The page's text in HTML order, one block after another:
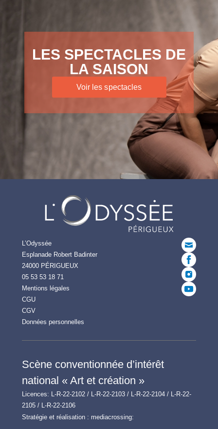
LES SPECTACLES DE
LA SAISON
Voir les spectacles
L’Odyssée
Esplanade Robert Badinter
24000 PÉRIGUEUX
05 53 53 18 71
Mentions légales
CGU
CGV
Données personnelles
Scène conventionnée d’intérêt
national « Art et création »
Licences: L-R-22-2102 / L-R-22-2103 / L-R-22-2104 / L-R-22-
2105 / L-R-22-2106
Stratégie et réalisation : mediacrossing: